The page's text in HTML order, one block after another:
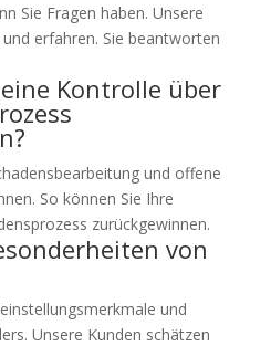
Sie Fragen haben. Unsere
erfahren. Sie beantworten
Kontrolle über
und offene
So können Sie Ihre
zurückgewinnen.
von
und
Unsere Kunden schätzen